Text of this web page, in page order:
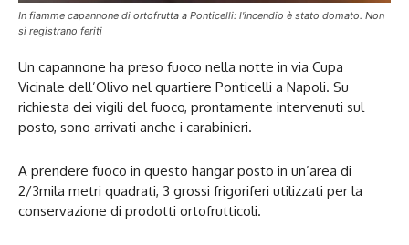
In fiamme capannone di ortofrutta a Ponticelli: l'incendio è stato domato. Non
si registrano feriti
Un capannone ha preso fuoco nella notte in via Cupa
Vicinale dell’Olivo nel quartiere Ponticelli a Napoli. Su
richiesta dei vigili del fuoco, prontamente intervenuti sul
posto, sono arrivati anche i carabinieri.
A prendere fuoco in questo hangar posto in un’area di
2/3mila metri quadrati, 3 grossi frigoriferi utilizzati per la
conservazione di prodotti ortofrutticoli.